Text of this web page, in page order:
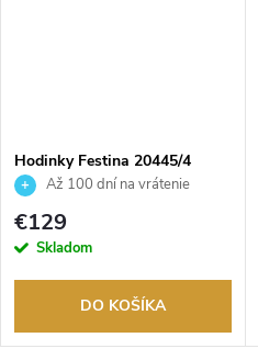
Hodinky Festina 20445/4
Až 100 dní na vrátenie
tovaru. Autorizovaný predajca.
€129
Skladom
DO KOŠÍKA